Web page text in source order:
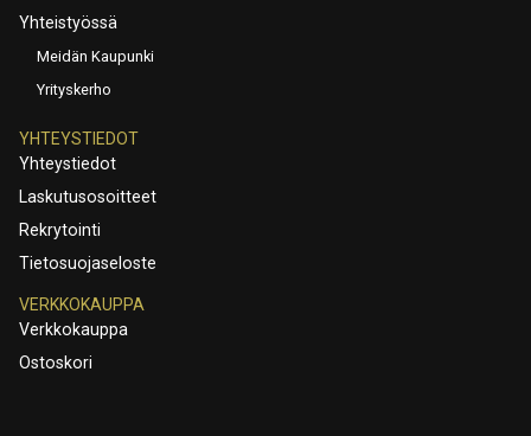
Yhteistyössä
Meidän Kaupunki
Yrityskerho
YHTEYSTIEDOT
Yhteystiedot
Laskutusosoitteet
Rekrytointi
Tietosuojaseloste
VERKKOKAUPPA
Verkkokauppa
Ostoskori